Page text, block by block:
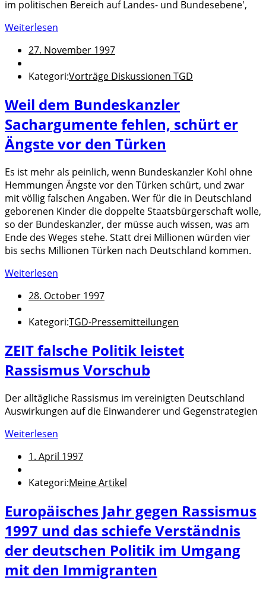
im politischen Bereich auf Landes- und Bundesebene',
Weiterlesen
27. November 1997
Kategori:Vorträge Diskussionen TGD
Weil dem Bundeskanzler
Sachargumente fehlen, schürt er
Ängste vor den Türken
Es ist mehr als peinlich, wenn Bundeskanzler Kohl ohne
Hemmungen Ängste vor den Türken schürt, und zwar
mit völlig falschen Angaben. Wer für die in Deutschland
geborenen Kinder die doppelte Staatsbürgerschaft wolle,
so der Bundeskanzler, der müsse auch wissen, was am
Ende des Weges stehe. Statt drei Millionen würden vier
bis sechs Millionen Türken nach Deutschland kommen.
Weiterlesen
28. October 1997
Kategori:TGD-Pressemitteilungen
ZEIT falsche Politik leistet
Rassismus Vorschub
Der alltägliche Rassismus im vereinigten Deutschland
Auswirkungen auf die Einwanderer und Gegenstrategien
Weiterlesen
1. April 1997
Kategori:Meine Artikel
Europäisches Jahr gegen Rassismus
1997 und das schiefe Verständnis
der deutschen Politik im Umgang
mit den Immigranten